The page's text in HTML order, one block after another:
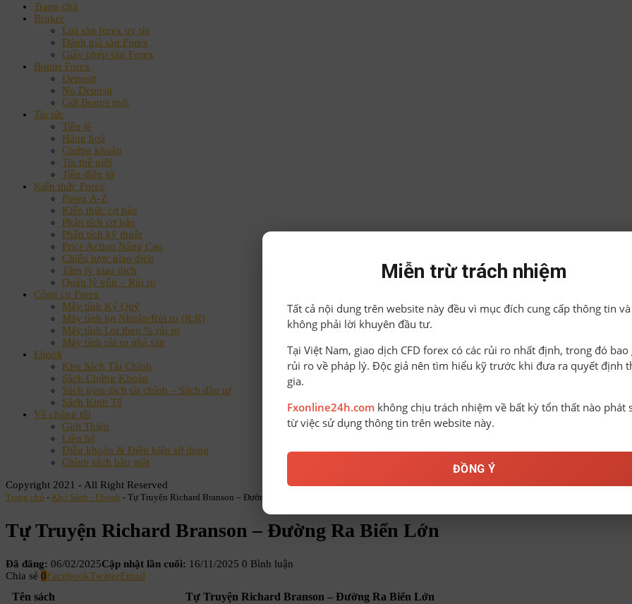
Trang chủ
Broker
List sàn forex uy tín
Đánh giá sàn Forex
Giấy phép sàn Forex
Bonus Forex
Deposit
No Deposit
Gửi Bonus mới
Tin tức
Tiền tệ
Hàng hoá
Chứng khoán
Tin thế giới
Tiền điện tử
Kiến thức Forex
Forex A-Z
Kiến thức cơ bản
Phân tích cơ bản
Phân tích kỹ thuật
Price Action Nâng Cao
Chiến lược giao dịch
Tâm lý giao dịch
Quản lý vốn – Rủi ro
Công cụ Forex
Máy tính Ký Quỹ
Máy tính lợi Nhuận/Rủi ro (R:R)
Máy tính Lot theo % rủi ro
Máy tính rủi ro phá sản
Ebook
Kho Sách Tài Chính
Sách Chứng Khoán
Sách giao dịch tài chính – Sách đầu tư
Sách Kinh Tế
Về chúng tôi
Giới Thiệu
Liên hệ
Điều khoản & Điều kiện sử dụng
Chính sách bảo mật
Copyright 2021 - All Right Reserved
Trang chủ - Kho Sách - Ebook - Tự Truyện Richard Branson – Đường Ra Biển Lớn
Tự Truyện Richard Branson – Đường Ra Biển Lớn
Đã đăng: 06/02/2025Cập nhật lần cuối: 16/11/2025 0 Bình luận
Chia sẻ 0FacebookTwitterEmail
Tên sách Tự Truyện Richard Branson – Đường Ra Biển Lớn
Miễn trừ trách nhiệm
Tất cả nội dung trên website này đều vì mục đích cung cấp thông tin và
không phải lời khuyên đầu tư.
Tại Việt Nam, giao dịch CFD forex có các rủi ro nhất định, trong đó bao
rủi ro về pháp lý. Độc giả nên tìm hiểu kỹ trước khi đưa ra quyết định
gia.
Fxonline24h.com không chịu trách nhiệm về bất kỳ tổn thất nào phát
từ việc sử dụng thông tin trên website này.
ĐỒNG Ý